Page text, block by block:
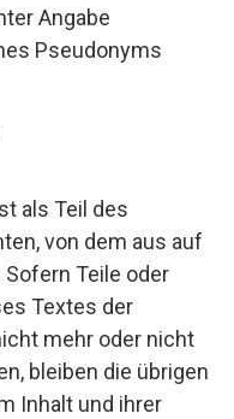
Angabe
Pseudonyms
als Teil des
von dem aus auf
Teile oder
Textes der
mehr oder nicht
bleiben die übrigen
Inhalt und ihrer